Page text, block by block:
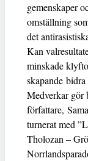
gemenskaper
omställning
det
Kan
minskade
skapande
Medverkar gör
författare,
turnerat med
Tholozan –